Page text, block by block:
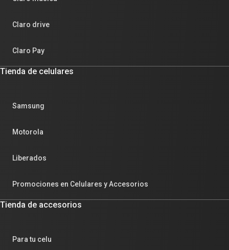
Claro drive
Claro Pay
Tienda de celulares
Samsung
Motorola
Liberados
Promociones en Celulares y Accesorios
Tienda de accesorios
Para tu celu